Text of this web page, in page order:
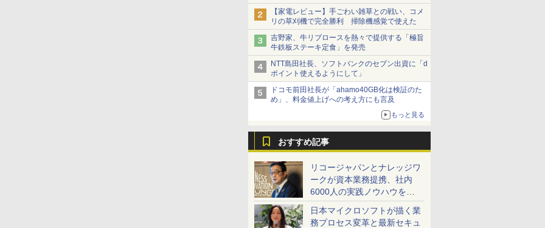
【家電レビュー】手ごわい雑草との戦い、コメ
リの草刈機で完全勝利 掃除機感覚で使えた
吉野家、牛リブロースを熱々で提供する「極旨
牛鉄板ステーキ定食」を発売
NTT島田社長、ソフトバンクのセブン出資に「d
ポイント使えるようにして」
ドコモ前田社長が「ahamo40GB化は検証のた
め」、料金値上げへの考え方にも言及
もっと見る
おすすめ記事
リコージャパンとナレッジワ
ークが資本業務提携、社内
6000人の実践ノウハウを生
かした「AI商談記録 for
RICOH」を展開へ
日本マイクロソフトが描く業
務プロセス変革と最新セキュ